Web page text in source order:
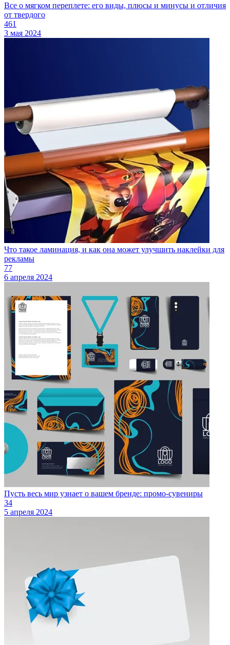
Все о мягком переплете: его виды, плюсы и минусы и отличия
от твердого
461
3 мая 2024
Что такое ламинация, и как она может улучшить наклейки для
рекламы
77
6 апреля 2024
Пусть весь мир узнает о вашем бренде: промо-сувениры
34
5 апреля 2024